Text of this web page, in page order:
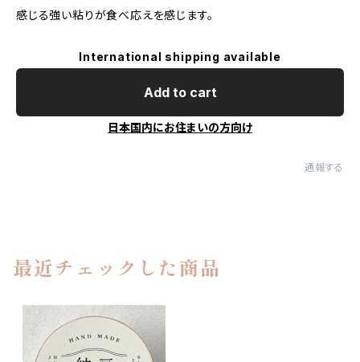
感じる強い粘りが食べ応えを感じます。
International shipping available
Add to cart
日本国内にお住まいの方向け
通報する
最近チェックした商品